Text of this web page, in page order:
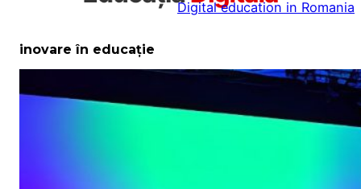
Digital education in Romania
inovare în educație